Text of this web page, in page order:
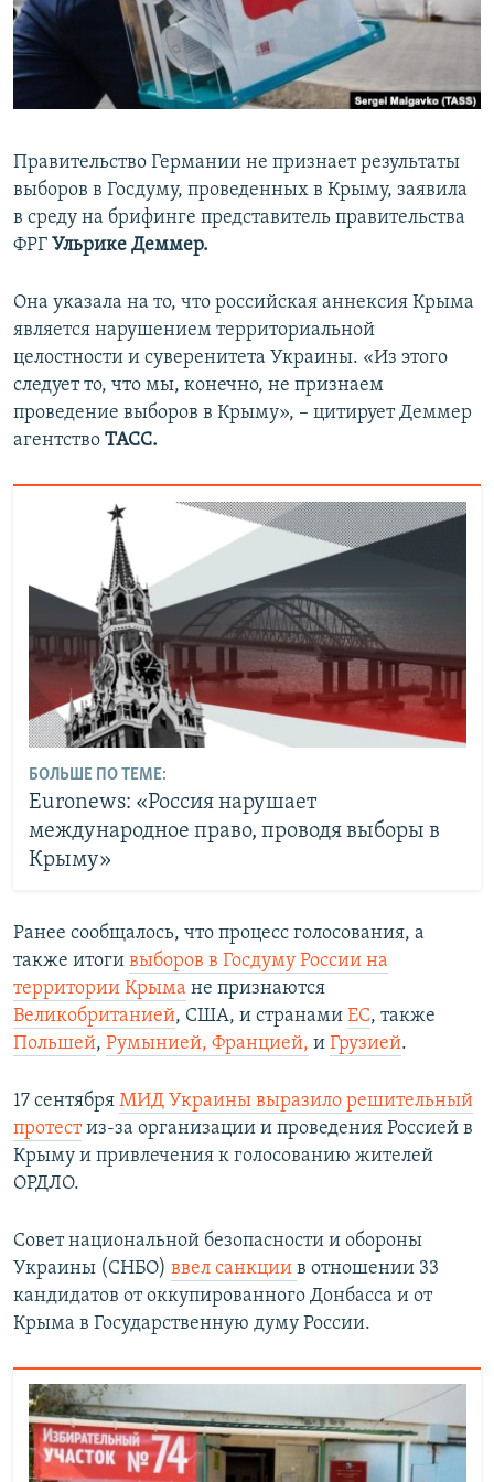
ПОБЕДИТЕЛЕЙ НЕ СУДЯТ?
КРЫМ.НЕПОКОРЕННЫЙ
ПРИСОЕДИНЯЙТЕСЬ!
Все сайты RFE/RL
Правительство Германии не признает результаты
выборов в Госдуму, проведенных в Крыму, заявила
в среду на брифинге представитель правительства
ФРГ Ульрике Деммер.
Она указала на то, что российская аннексия Крыма
является нарушением территориальной
целостности и суверенитета Украины. «Из этого
следует то, что мы, конечно, не признаем
проведение выборов в Крыму», – цитирует Деммер
агентство ТАСС.
БОЛЬШЕ ПО ТЕМЕ:
Еuronews: «Россия нарушает
международное право, проводя выборы в
Крыму»
Ранее сообщалось, что процесс голосования, а
также итоги выборов в Госдуму России на
территории Крыма не признаются
Великобританией, США, и странами ЕС, также
Польшей, Румынией, Францией, и Грузией.
17 сентября МИД Украины выразило решительный
протестиз-за организации и проведения Россией в
Крыму и привлечения к голосованию жителей
ОРДЛО.
Совет национальной безопасности и обороны
Украины (СНБО) ввел санкции в отношении 33
кандидатов от оккупированного Донбасса и от
Крыма в Государственную думу России.